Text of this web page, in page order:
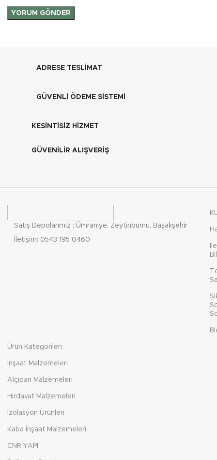
ADRESE TESLİMAT
GÜVENLİ ÖDEME SİSTEMİ
KESİNTİSİZ HİZMET
GÜVENİLİR ALIŞVERİŞ
Satış Depolarımız ; Ümraniye, Zeytinburnu, Başakşehir
İletişim: 0543 195 0460
Ürün Kategorileri
İnşaat Malzemeleri
Alçıpan Malzemeleri
Hırdavat Malzemeleri
İzolasyon Ürünleri
Kaba İnşaat Malzemeleri
CNR YAPI